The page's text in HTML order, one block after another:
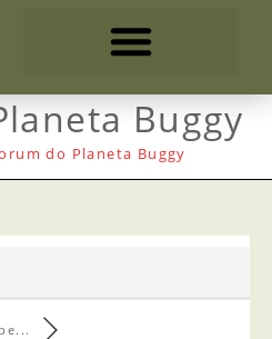
Buggy
do Planeta Buggy